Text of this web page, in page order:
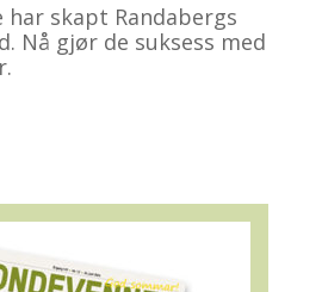
har skapt Randabergs
Nå gjør de suksess med